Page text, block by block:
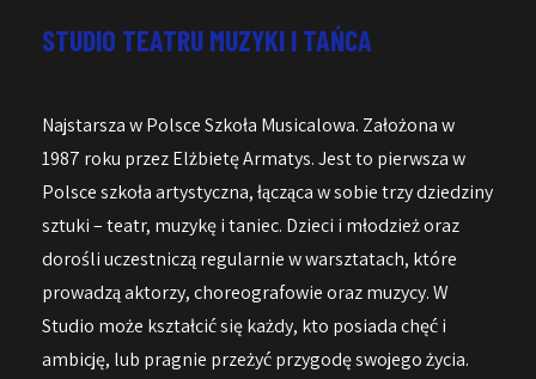
STUDIO TEATRU MUZYKI I TAŃCA
Najstarsza w Polsce Szkoła Musicalowa. Założona w
1987 roku przez Elżbietę Armatys. Jest to pierwsza w
Polsce szkoła artystyczna, łącząca w sobie trzy dziedziny
sztuki – teatr, muzykę i taniec. Dzieci i młodzież oraz
dorośli uczestniczą regularnie w warsztatach, które
prowadzą aktorzy, choreografowie oraz muzycy. W
Studio może kształcić się każdy, kto posiada chęć i
ambicję, lub pragnie przeżyć przygodę swojego życia.